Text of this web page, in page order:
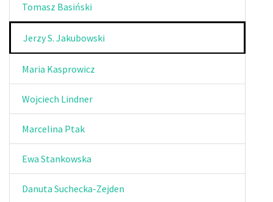
Tomasz Basiński
Jerzy S. Jakubowski
Maria Kasprowicz
Wojciech Lindner
Marcelina Ptak
Ewa Stankowska
Danuta Suchecka-Zejden